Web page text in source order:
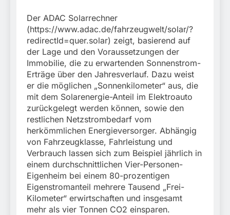
Der ADAC Solarrechner
(https://www.adac.de/fahrzeugwelt/solar/?
redirectId=quer.solar) zeigt, basierend auf
der Lage und den Voraussetzungen der
Immobilie, die zu erwartenden Sonnenstrom-
Erträge über den Jahresverlauf. Dazu weist
er die möglichen „Sonnenkilometer“ aus, die
mit dem Solarenergie-Anteil im Elektroauto
zurückgelegt werden können, sowie den
restlichen Netzstrombedarf vom
herkömmlichen Energieversorger. Abhängig
von Fahrzeugklasse, Fahrleistung und
Verbrauch lassen sich zum Beispiel jährlich in
einem durchschnittlichen Vier-Personen-
Eigenheim bei einem 80-prozentigen
Eigenstromanteil mehrere Tausend „Frei-
Kilometer“ erwirtschaften und insgesamt
mehr als vier Tonnen CO2 einsparen.